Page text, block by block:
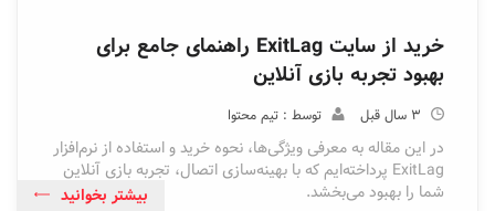
خرید از سایت ExitLag راهنمای جامع برای
بهبود تجربه بازی آنلاین
3 سال قبل توسط : تیم محتوا
در این مقاله به معرفی ویژگی‌ها، نحوه خرید و استفاده از نرم‌افزار
ExitLag پرداخته‌ایم که با بهینه‌سازی اتصال، تجربه بازی آنلاین
شما را بهبود می‌بخشد.
بیشتر بخوانید